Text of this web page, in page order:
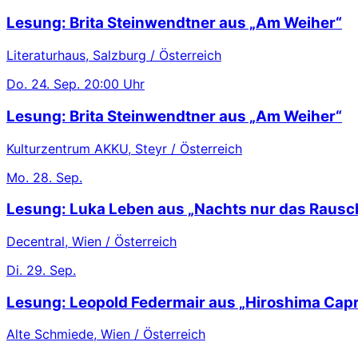
Lesung: Brita Steinwendtner aus „Am Weiher“
Literaturhaus, Salzburg / Österreich
Do. 24. Sep. 20:00 Uhr
Lesung: Brita Steinwendtner aus „Am Weiher“
Kulturzentrum AKKU, Steyr / Österreich
Mo. 28. Sep.
Lesung: Luka Leben aus „Nachts nur das
Decentral, Wien / Österreich
Di. 29. Sep.
Lesung: Leopold Federmair aus „Hiroshima
Alte Schmiede, Wien / Österreich